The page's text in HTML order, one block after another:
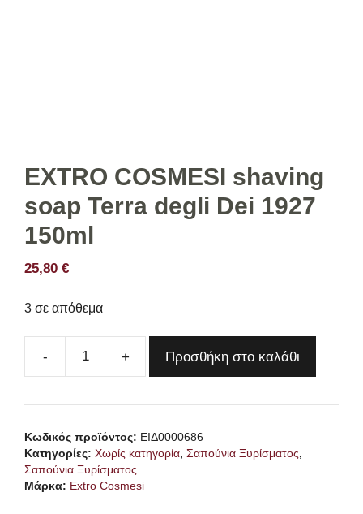
EXTRO COSMESI shaving
soap Terra degli Dei 1927
150ml
25,80 €
3 σε απόθεμα
EXTRO
shaving
Terra
Προσθήκη στο καλάθι
Κωδικός προϊόντος: ΕΙΔ0000686
Κατηγορίες: Χωρίς κατηγορία, Σαπούνια Ξυρίσματος,
Σαπούνια Ξυρίσματος
Μάρκα: Extro Cosmesi